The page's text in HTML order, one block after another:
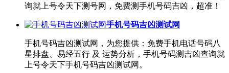
询就上号令天下测号网，免费测手机号码吉凶，超准！
手机号码吉凶测试网
手机号码吉凶测试网，为您提供：免费手机电话号码八
星排盘、易经五行 及 运势分析，手机号码测吉凶查询就
上号令天下手机号码吉凶测试网。